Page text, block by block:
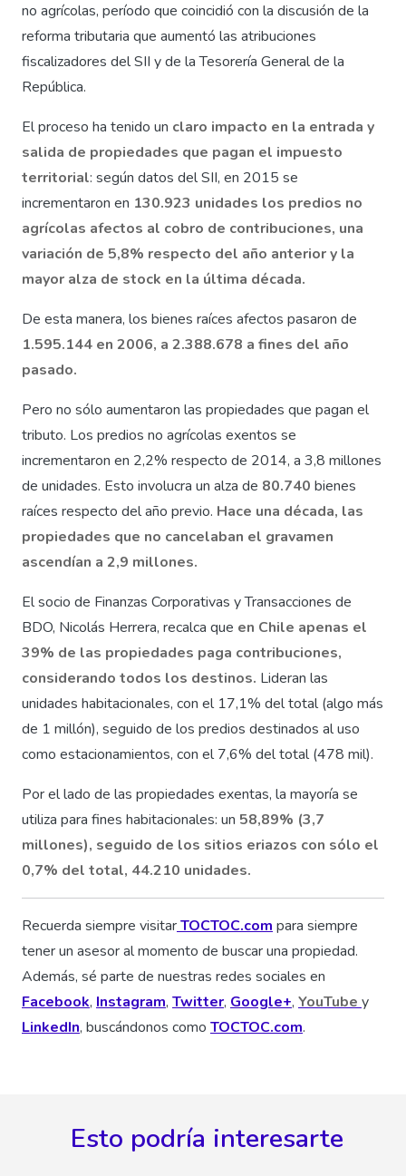
no agrícolas, período que coincidió con la discusión de la
reforma tributaria que aumentó las atribuciones
fiscalizadores del SII y de la Tesorería General de la
República.
El proceso ha tenido un claro impacto en la entrada y
salida de propiedades que pagan el impuesto
territorial: según datos del SII, en 2015 se
incrementaron en 130.923 unidades los predios no
agrícolas afectos al cobro de contribuciones, una
variación de 5,8% respecto del año anterior y la
mayor alza de stock en la última década.
De esta manera, los bienes raíces afectos pasaron de
1.595.144 en 2006, a 2.388.678 a fines del año
pasado.
Pero no sólo aumentaron las propiedades que pagan el
tributo. Los predios no agrícolas exentos se
incrementaron en 2,2% respecto de 2014, a 3,8 millones
de unidades. Esto involucra un alza de 80.740 bienes
raíces respecto del año previo. Hace una década, las
propiedades que no cancelaban el gravamen
ascendían a 2,9 millones.
El socio de Finanzas Corporativas y Transacciones de
BDO, Nicolás Herrera, recalca que en Chile apenas el
39% de las propiedades paga contribuciones,
considerando todos los destinos. Lideran las
unidades habitacionales, con el 17,1% del total (algo más
de 1 millón), seguido de los predios destinados al uso
como estacionamientos, con el 7,6% del total (478 mil).
Por el lado de las propiedades exentas, la mayoría se
utiliza para fines habitacionales: un 58,89% (3,7
millones), seguido de los sitios eriazos con sólo el
0,7% del total, 44.210 unidades.
Recuerda siempre visitarTOCTOC.com para siempre
tener un asesor al momento de buscar una propiedad.
Además, sé parte de nuestras redes sociales en
Facebook, Instagram, Twitter, Google+, YouTube y
LinkedIn, buscándonos como TOCTOC.com.
Esto podría interesarte